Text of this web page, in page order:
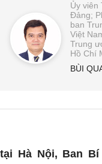
Ủy viên
Đảng;
ban
Việt
Trung
Hồ Chí
BÙI
tại Hà Nội,